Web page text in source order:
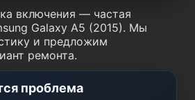
включения — частая
Galaxy A5 (2015). Мы
и предложим
ремонта.
проблема